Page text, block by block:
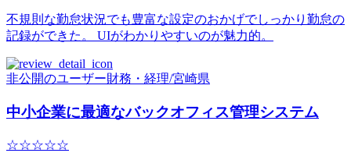
不規則な勤怠状況でも豊富な設定のおかげでしっかり勤怠の
記録ができた。 UIがわかりやすいのが魅力的。
非公開のユーザー財務・経理/宮崎県
中小企業に最適なバックオフィス管理システム
☆☆☆☆☆